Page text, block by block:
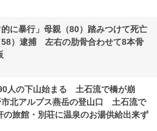
的に暴行」母親（80）踏みつけて死亡
）逮捕 左右の肋骨合わせて8本骨
人の下山始まる 土石流で橋が崩
北アルプス燕岳の登山口 土石流で
の旅館・別荘に温泉のお湯供給出来ず